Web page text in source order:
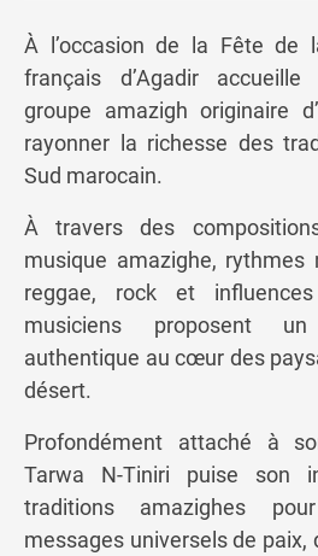
À l’occasion de la Fête de
français d’Agadir
groupe amazigh originaire
rayonner la richesse des
Sud marocain.
À travers des
musique amazighe, rythmes
reggae, rock et
musiciens proposent
authentique au cœur des
désert.
Profondément attaché à
Tarwa N-Tiniri puise son
traditions amazighes
messages universels de paix,